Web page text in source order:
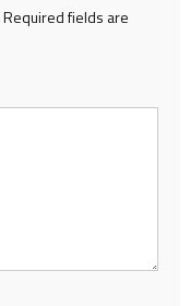
Required fields are